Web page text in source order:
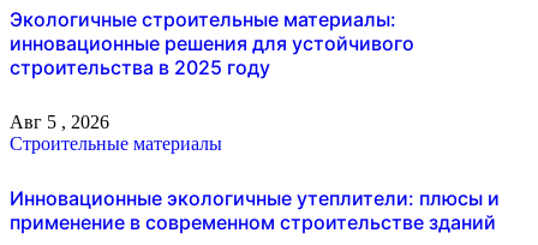
Экологичные строительные материалы:
инновационные решения для устойчивого
строительства в 2025 году
Авг 5 , 2026
Строительные материалы
Инновационные экологичные утеплители: плюсы и
применение в современном строительстве зданий